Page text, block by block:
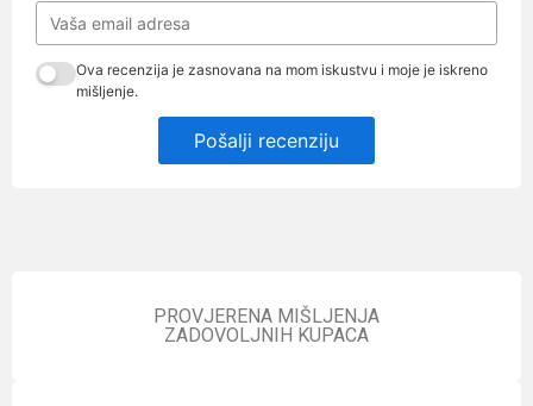
Ova recenzija je zasnovana na mom iskustvu i moje je iskreno
mišljenje.
Pošalji recenziju
PROVJERENA MIŠLJENJA
ZADOVOLJNIH KUPACA